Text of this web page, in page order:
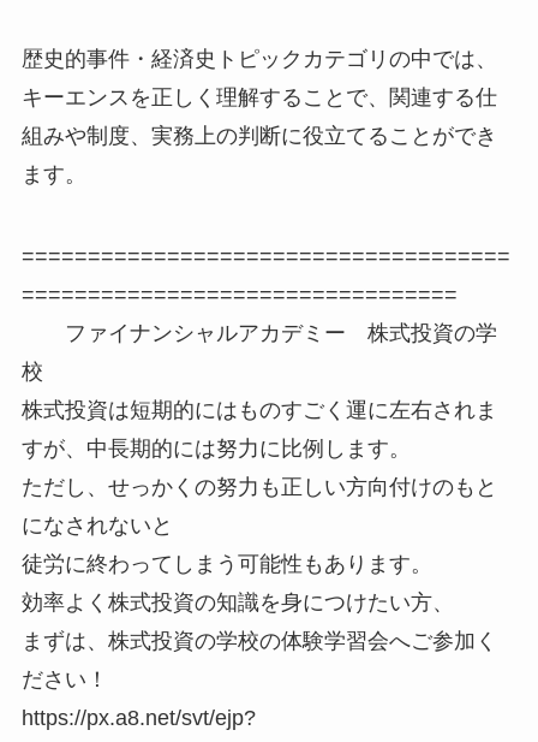
歴史的事件・経済史トピックカテゴリの中では、
キーエンスを正しく理解することで、関連する仕
組みや制度、実務上の判断に役立てることができ
ます。
=====================================
=================================
ファイナンシャルアカデミー 株式投資の学
校
株式投資は短期的にはものすごく運に左右されま
すが、中長期的には努力に比例します。
ただし、せっかくの努力も正しい方向付けのもと
になされないと
徒労に終わってしまう可能性もあります。
効率よく株式投資の知識を身につけたい方、
まずは、株式投資の学校の体験学習会へご参加く
ださい！
https://px.a8.net/svt/ejp?